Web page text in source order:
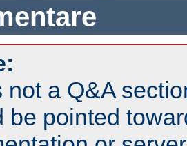
not a Q&A
be pointed